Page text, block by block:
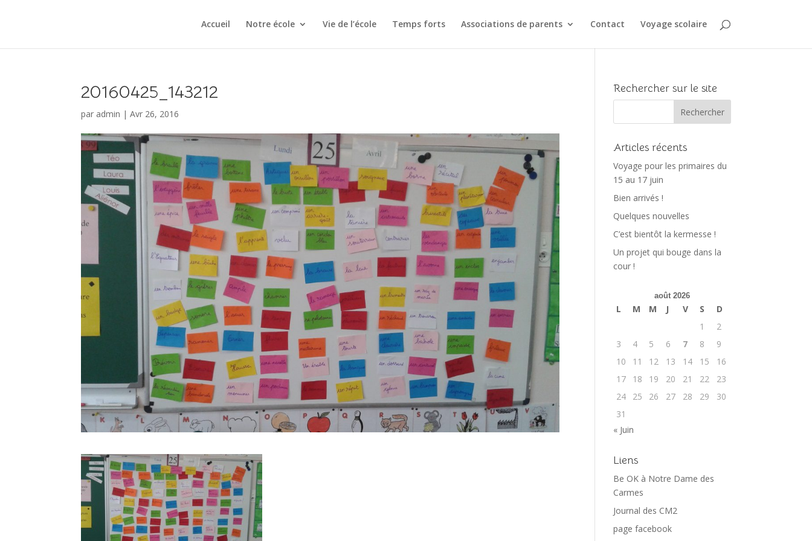
Accueil Notre école Vie de l’école Temps forts Associations de parents Contact Voyage scolaire
20160425_143212
par admin |Avr 26, 2016
Rechercher sur le site
Articles récents
Voyage pour les primaires du
15 au 17 juin
Bien arrivés !
Quelques nouvelles
C’est bientôt la kermesse !
Un projet qui bouge dans la
cour !
août 2026
L M M J V S
D
1
2
3
4 5 6 7 8
9
10
11 12 13 14 15
16
17
18 19 20 21 22
23
24
25 26 27 28 29
30
31
« Juin
Liens
Be OK à Notre Dame des
Carmes
Journal des CM2
page facebook